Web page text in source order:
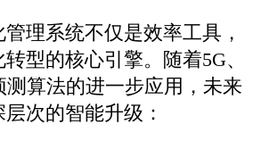
理系统不仅是效率工具，
型的核心引擎。随着5G、
算法的进一步应用，未来
次的智能升级：